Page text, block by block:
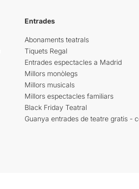
Entrades
Abonaments teatrals
Tiquets Regal
Entrades espectacles a Madrid
Millors monòlegs
Millors musicals
Millors espectacles familiars
Black Friday Teatral
Guanya entrades de teatre gratis -